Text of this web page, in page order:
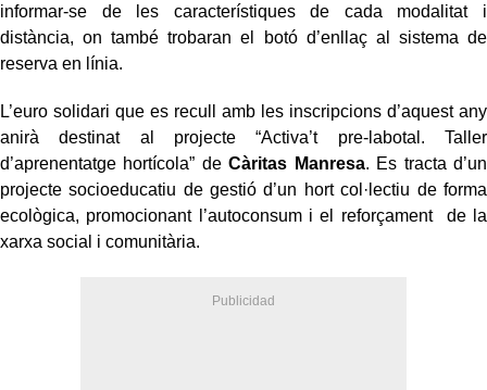
informar-se de les característiques de cada modalitat i
distància, on també trobaran el botó d’enllaç al sistema de
reserva en línia.
L’euro solidari que es recull amb les inscripcions d’aquest any
anirà destinat al projecte “Activa’t pre-labotal. Taller
d’aprenentatge hortícola” deCàritas Manresa. Es tracta d’un
projecte socioeducatiu de gestió d’un hort col·lectiu de forma
ecològica, promocionant l’autoconsum i el reforçament de la
xarxa social i comunitària.